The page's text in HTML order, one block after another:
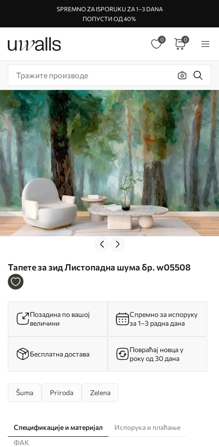
SPREMNO ZA ISPORUKU ZA 1–3 DANA
ПОПУСТИ ОД 40%
0 0
Тапете за зид Листопадна шума бр. w05508
Позадина по вашој
величини
Спремно за испоруку
за 1–3 радна дана
Бесплатна достава
Повраћај новца у
року од 30 дана
Šuma Priroda Zelena
Спецификације и материјал
Испорука и плаћање
ФАК